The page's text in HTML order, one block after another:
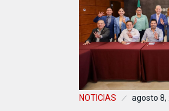
NOTICIAS agosto 8,